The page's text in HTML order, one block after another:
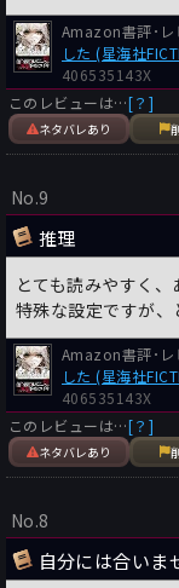
Amazon書評･
した (星海社
406535143X
このレビューは…[？]
ネタバレあり
No.9
推理
とても読みやすく、
特殊な設定ですが、
Amazon書評･
した (星海社
406535143X
このレビューは…[？]
ネタバレあり
No.8
自分には合いま